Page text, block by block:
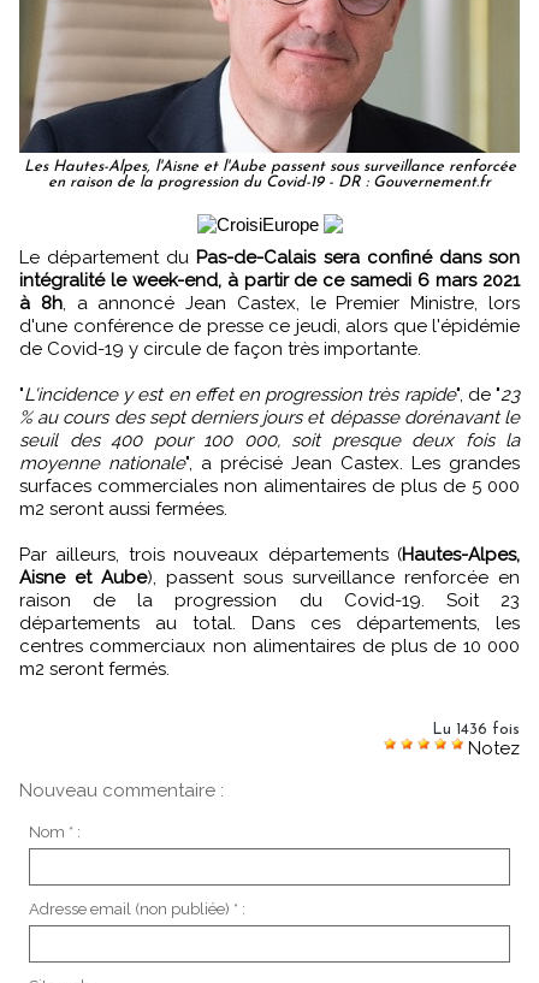
Les Hautes-Alpes, l'Aisne et l'Aube passent sous surveillance renforcée
en raison de la progression du Covid-19 - DR : Gouvernement.fr
Le département du Pas-de-Calais sera confiné dans son
intégralité le week-end, à partir de ce samedi 6 mars 2021
à 8h, a annoncé Jean Castex, le Premier Ministre, lors
d'une conférence de presse ce jeudi, alors que l'épidémie
de Covid-19 y circule de façon très importante.
"L'incidence y est en effet en progression très rapide", de "23
% au cours des sept derniers jours et dépasse dorénavant le
seuil des 400 pour 100 000, soit presque deux fois la
moyenne nationale", a précisé Jean Castex. Les grandes
surfaces commerciales non alimentaires de plus de 5 000
m2 seront aussi fermées.
Par ailleurs, trois nouveaux départements (Hautes-Alpes,
Aisne et Aube), passent sous surveillance renforcée en
raison de la progression du Covid-19. Soit 23
départements au total. Dans ces départements, les
centres commerciaux non alimentaires de plus de 10 000
m2 seront fermés.
Lu 1436 fois
Notez
Nouveau commentaire :
Nom * :
Adresse email (non publiée) * :